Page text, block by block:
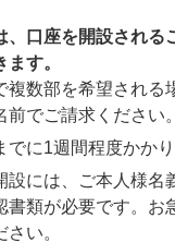
、口座を開設される
す。
複数部を希望される
前でご請求ください
でに1週間程度かかり
設には、ご本人様名
書類が必要です。お
い。